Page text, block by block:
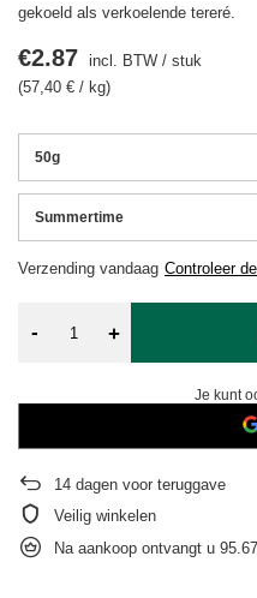
gekoeld als verkoelende tereré.
50g
Summertime
Verzending vandaag Controleer
€2.87 incl. BTW / stuk
(57,40 € / kg)
- +
Je kunt
14 dagen voor teruggave
Veilig winkelen
Na aankoop ontvangt u